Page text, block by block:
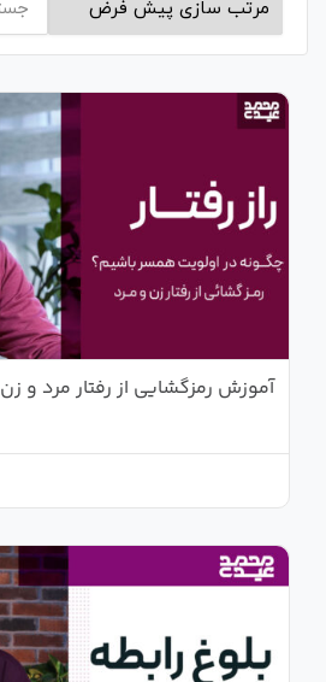
آموزش رمزگشایی از رفتار مرد و زن